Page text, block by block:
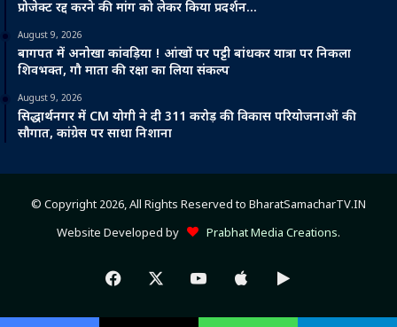
प्रोजेक्ट रद्द करने की मांग को लेकर किया प्रदर्शन…
August 9, 2026
बागपत में अनोखा कांवड़िया ! आंखों पर पट्टी बांधकर यात्रा पर निकला
शिवभक्त, गौ माता की रक्षा का लिया संकल्प
August 9, 2026
सिद्धार्थनगर में CM योगी ने दी 311 करोड़ की विकास परियोजनाओं की
सौगात, कांग्रेस पर साधा निशाना
© Copyright 2026, All Rights Reserved to BharatSamacharTV.IN
Website Developed by
Prabhat Media Creations.
Facebook YouTubeAppleGoogle
Play